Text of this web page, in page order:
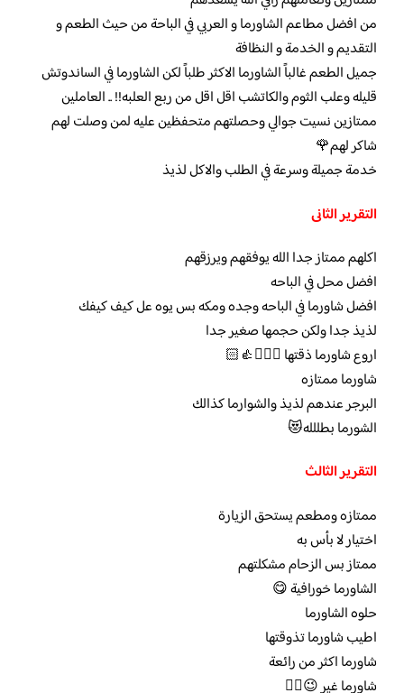
من افضل مطاعم الشاورما و العربي في الباحة من حيث الطعم و
التقديم و الخدمة و النظافة
جميل الطعم غالباً الشاورما الاكثر طلباً لكن الشاورما في الساندوتش
قليله وعلب الثوم والكاتشب اقل اقل من ربع العلبه!! .. العاملين
ممتازين نسيت جوالي وحصلتهم متحفظين عليه لمن وصلت لهم
شاكر لهم🌹
خدمة جميلة وسرعة في الطلب والاكل لذيذ
التقرير الثانى
اكلهم ممتاز جدا الله يوفقهم ويرزقهم
افضل محل في الباحه
افضل شاورما في الباحه وجده ومكه بس يوه عل كيف كيفك
لذيذ جدا ولكن حجمها صغير جدا
اروع شاورما ذقتها 🤦🏻‍♂️👍🏻
شاورما ممتازه
البرجر عندهم لذيذ والشوارما كذالك
الشورما بطللله😻
التقرير الثالث
ممتازه ومطعم يستحق الزيارة
اختيار لا بأس به
ممتاز بس الزحام مشكلتهم
الشاورما خورافية 😋
حلوه الشاورما
اطيب شاورما تذوقتها
شاورما اكثر من رائعة
شاورما غير 😉👌🏻